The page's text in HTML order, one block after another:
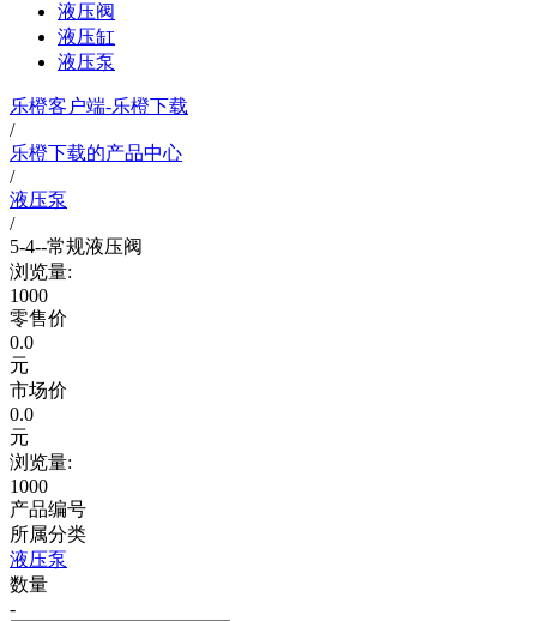
液压阀
液压缸
液压泵
乐橙客户端-乐橙下载
/
乐橙下载的产品中心
/
液压泵
/
5-4--常规液压阀
浏览量:
1000
零售价
0.0
元
市场价
0.0
元
浏览量:
1000
产品编号
所属分类
液压泵
数量
-